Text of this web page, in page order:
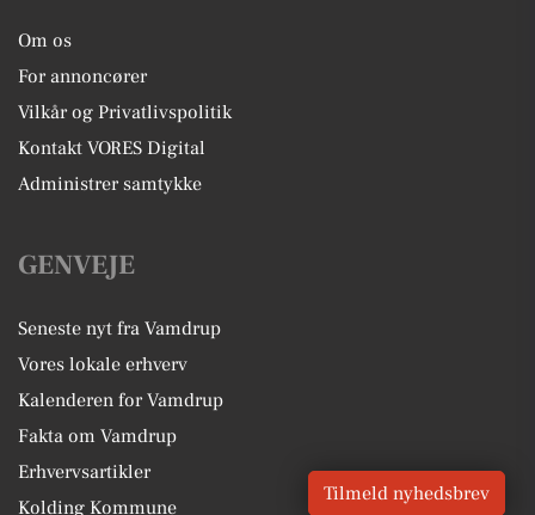
Om os
For annoncører
Vilkår og Privatlivspolitik
Kontakt VORES Digital
Administrer samtykke
GENVEJE
Seneste nyt fra Vamdrup
Vores lokale erhverv
Kalenderen for Vamdrup
Fakta om Vamdrup
Erhvervsartikler
Kolding Kommune
Tilmeld nyhedsbrev